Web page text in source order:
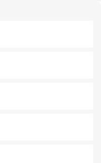
を楽しめる外せないスポット